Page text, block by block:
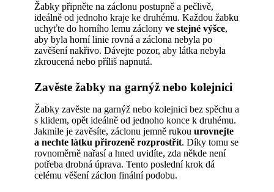
Žabky připněte na záclonu postupně a pečlivě,
ideálně od jednoho kraje ke druhému. Každou žabku
uchyťte do horního lemu záclony ve stejné výšce,
aby byla horní linie rovná a záclona nebyla po
zavěšení nakřivo. Dávejte pozor, aby látka nebyla
zkroucená nebo příliš napnutá.
Zavěste žabky na garnýž nebo kolejnici
Žabky zavěste na garnýž nebo kolejnici bez spěchu a
s klidem, opět ideálně od jednoho konce k druhému.
Jakmile je zavěsíte, záclonu jemně rukou urovnejte
a nechte látku přirozeně rozprostřít. Díky tomu se
rovnoměrně nařasí a hned uvidíte, zda někde není
potřeba drobná úprava. Tento poslední krok dá
celému věšení záclon finální podobu.